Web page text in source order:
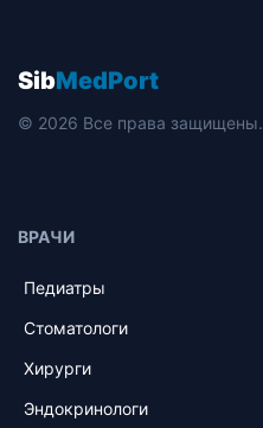
SibMedPort
© 2026 Все права защищены.
ВРАЧИ
Педиатры
Стоматологи
Хирурги
Эндокринологи